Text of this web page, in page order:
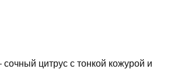
цитрус с тонкой кожурой и